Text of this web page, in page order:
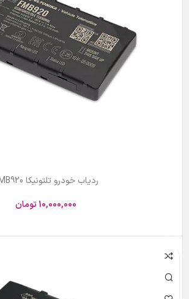
ردیاب خودرو تلتونیکا FMB920
10,000,000تومان